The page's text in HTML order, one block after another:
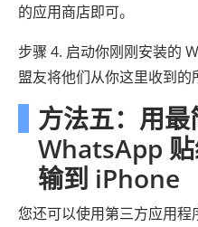
的应用商店即可。
步骤 4. 启动你刚刚安装的
盟友将他们从你这里收到的
方法五：用
WhatsApp
输到 iPhone
您还可以使用第三方应用